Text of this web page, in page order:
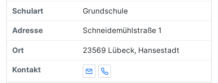
Grundschule
Schneidemühlstraße 1
23569 Lübeck, Hansestadt
E-MailTelefon